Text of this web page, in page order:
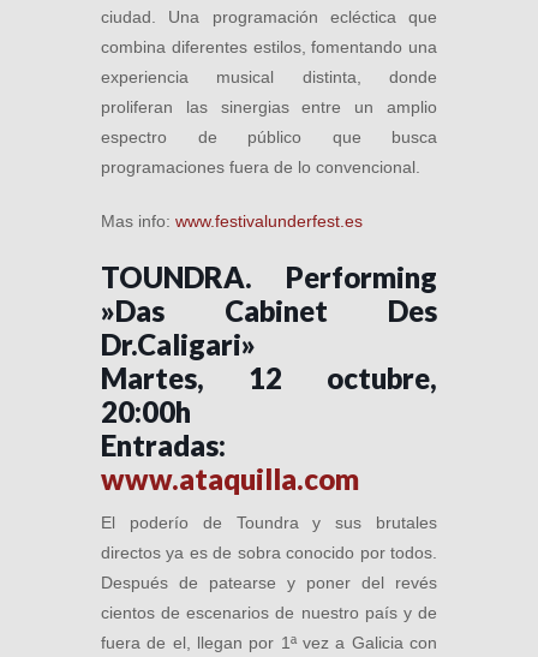
ciudad. Una programación ecléctica que
combina diferentes estilos, fomentando una
experiencia musical distinta, donde
proliferan las sinergias entre un amplio
espectro de público que busca
programaciones fuera de lo convencional.
Mas info: www.festivalunderfest.es
TOUNDRA. Performing
»Das Cabinet Des
Dr.Caligari»
Martes, 12 octubre,
20:00h
Entradas:
www.ataquilla.com
El poderío de Toundra y sus brutales
directos ya es de sobra conocido por todos.
Después de patearse y poner del revés
cientos de escenarios de nuestro país y de
fuera de el, llegan por 1ª vez a Galicia con